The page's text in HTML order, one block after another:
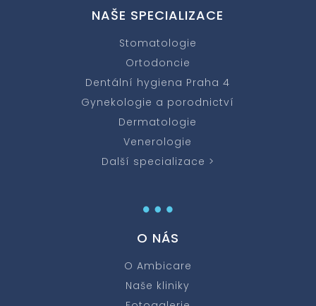
NAŠE SPECIALIZACE
Stomatologie
Ortodoncie
Dentální hygiena Praha 4
Gynekologie a porodnictví
Dermatologie
Venerologie
Další specializace >
…
O NÁS
O Ambicare
Naše kliniky